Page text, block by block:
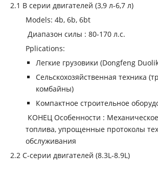
‌2.1 B серии двигателей (3,9 л-6,7 л) ‌
‌Models‌: 4b, 6b, 6bt
‌ Диапазон силы ‌: 80-170 л.с.
‌Pplications‌:
Легкие грузовики (Dongfeng
Сельскохозяйственная техника
комбайны)
Компактное строительное
КОНЕЦ Особенности ‌:
топлива, упрощенные протоколы
обслуживания
‌2.2 C-серии двигателей (8.3L-8.9L)